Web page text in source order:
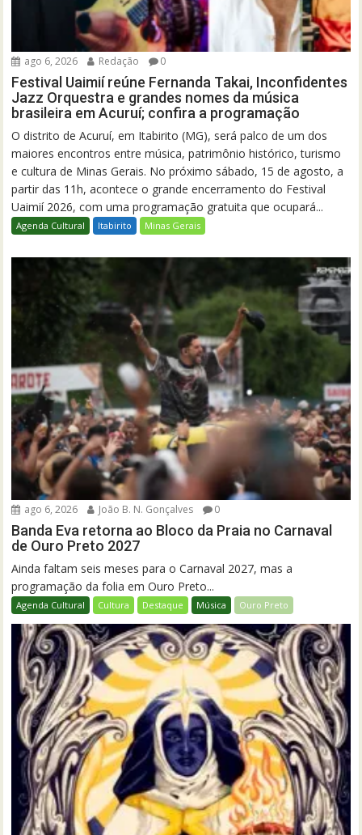
ago 6, 2026 Redação 0
Festival Uaimií reúne Fernanda Takai, Inconfidentes
Jazz Orquestra e grandes nomes da música
brasileira em Acuruí; confira a programação
O distrito de Acuruí, em Itabirito (MG), será palco de um dos
maiores encontros entre música, patrimônio histórico, turismo
e cultura de Minas Gerais. No próximo sábado, 15 de agosto, a
partir das 11h, acontece o grande encerramento do Festival
Uaimií 2026, com uma programação gratuita que ocupará...
Agenda Cultural Itabirito Minas Gerais
ago 6, 2026 João B. N. Gonçalves 0
Banda Eva retorna ao Bloco da Praia no Carnaval
de Ouro Preto 2027
Ainda faltam seis meses para o Carnaval 2027, mas a
programação da folia em Ouro Preto...
Agenda Cultural Cultura Destaque Música Ouro Preto